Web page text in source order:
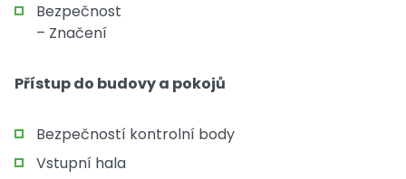
Bezpečnost
– Značení
Přístup do budovy a pokojů
Bezpečností kontrolní body
Vstupní hala